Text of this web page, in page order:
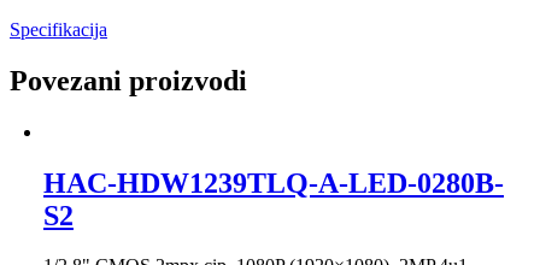
Specifikacija
Povezani proizvodi
HAC-HDW1239TLQ-A-LED-0280B-
S2